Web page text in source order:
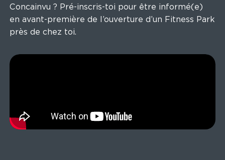
Concainvu ? Pré-inscris-toi pour être informé(e)
en avant-première de l’ouverture d’un Fitness Park
près de chez toi.